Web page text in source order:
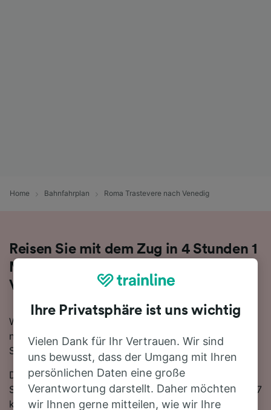
Home Bahnfahrplan Roma Trastevere nach Venedig
Reisen Sie mit dem Zug in 4 Stunden 1
Minute von Roma Trastevere nach
Venedig
Wenn Sie mehr über die Reise von Roma Trastevere
nach Venedig mit dem Zug erfahren möchten, suchen
Sie nicht länger!
Die schnellste Reisezeit auf dieser Strecke beträgt 4
Stunden 1 Minute, wobei etwa 26 Züge am Tag die 397
km zwischen den beiden Bahnhöfen zurücklegen. Mit
Ihre Privatsphäre ist uns wichtig
Vielen Dank für Ihr Vertrauen. Wir sind
uns bewusst, dass der Umgang mit Ihren
persönlichen Daten eine große
Verantwortung darstellt. Daher möchten
wir Ihnen gerne mitteilen, wie wir Ihre